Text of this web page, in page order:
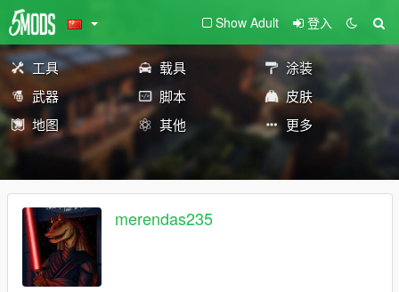
Show Adult 登入
工具 载具
涂装
武器
脚本
皮肤
地图
其他 更多
merendas235